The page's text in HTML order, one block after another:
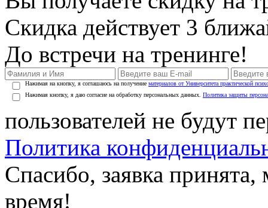
Скидка действует 3
До встречи на тренинге!
Нажимая на кнопку, я соглашаюсь на получение материалов от Университета практической
Нажимая кнопку, я даю согласие на обработку персональных данных. Политика защиты
пользователей не будут
Политика
Спасибо, заявка
время!